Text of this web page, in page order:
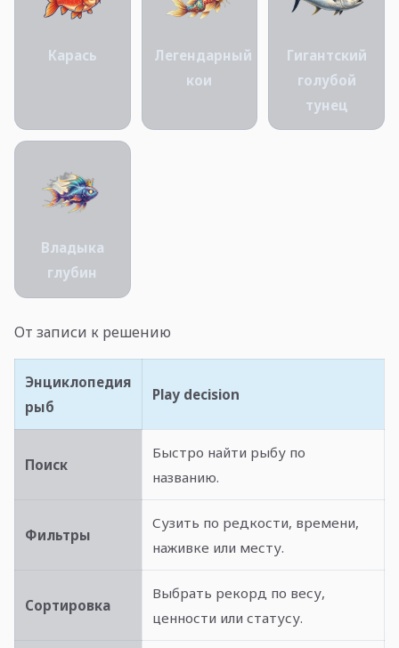
Карась
Легендарный
кои
Гигантский
голубой
тунец
Владыка
глубин
От записи к решению
Энциклопедия
рыб
Play decision
Поиск
Быстро найти рыбу по
названию.
Фильтры
Сузить по редкости, времени,
наживке или месту.
Сортировка
Выбрать рекорд по весу,
ценности или статусу.